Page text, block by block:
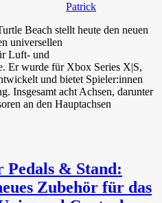
Patrick
Beach stellt heute den neuen
universellen
Luft- und
Er wurde für Xbox Series X|S,
und bietet Spieler:innen
Insgesamt acht Achsen, darunter
an den Hauptachsen
Pedals & Stand:
Zubehör für das